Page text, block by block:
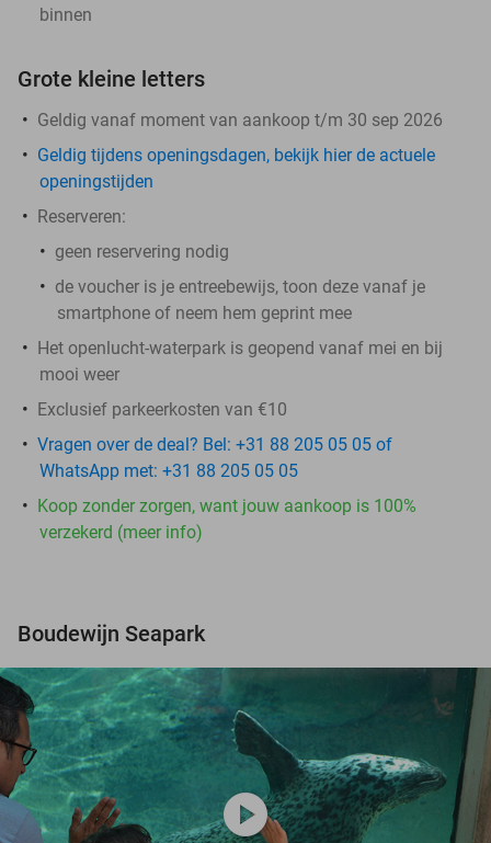
binnen
Grote kleine letters
Geldig vanaf moment van aankoop t/m 30 sep 2026
Geldig tijdens openingsdagen, bekijk hier de actuele
openingstijden
Reserveren:
geen reservering nodig
de voucher is je entreebewijs, toon deze vanaf je
smartphone of neem hem geprint mee
Het openlucht-waterpark is geopend vanaf mei en bij
mooi weer
Exclusief parkeerkosten van €10
Vragen over de deal? Bel: +31 88 205 05 05 of
WhatsApp met: +31 88 205 05 05
Koop zonder zorgen, want jouw aankoop is 100%
verzekerd (meer info)
Boudewijn Seapark
play_circle